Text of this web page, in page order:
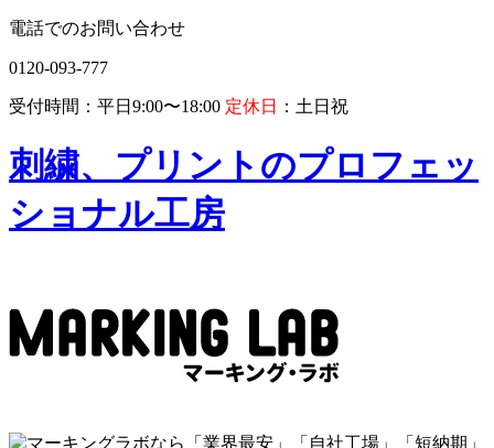
電話でのお問い合わせ
0120-093-777
受付時間：平日9:00〜18:00 定休日 ：土日祝
刺繍、プリントのプロフェッ
ショナル工房